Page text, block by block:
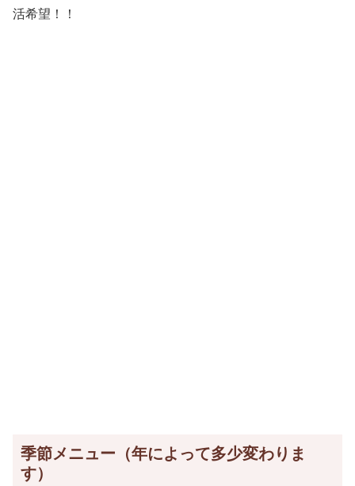
活希望！！
季節メニュー（年によって多少変わりま
す）